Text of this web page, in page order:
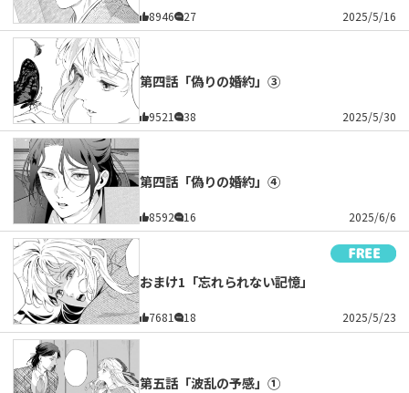
8946 27 2025/5/16
第四話「偽りの婚約」③
9521 38 2025/5/30
第四話「偽りの婚約」④
8592 16 2025/6/6
おまけ1「忘れられない記憶」
7681 18 2025/5/23
第五話「波乱の予感」①